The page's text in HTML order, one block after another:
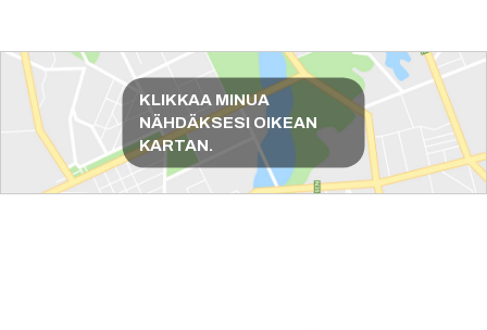
Reittiohjeet
KLIKKAA MINUA
NÄHDÄKSESI OIKEAN
KARTAN.